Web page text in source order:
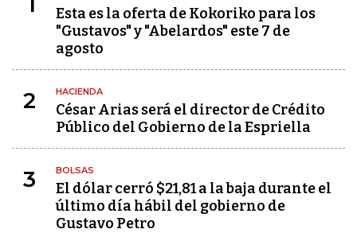
Esta es la oferta de Kokoriko para los
"Gustavos" y "Abelardos" este 7 de
agosto
2 HACIENDA
César Arias será el director de Crédito
Público del Gobierno de la Espriella
3 BOLSAS
El dólar cerró $21,81 a la baja durante el
último día hábil del gobierno de
Gustavo Petro